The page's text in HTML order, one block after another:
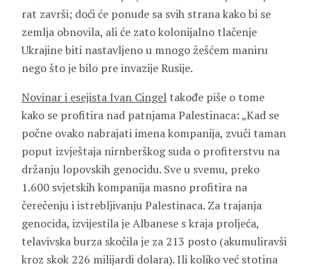
rat završi; doći će ponude sa svih strana kako bi se
zemlja obnovila, ali će zato kolonijalno tlačenje
Ukrajine biti nastavljeno u mnogo žešćem maniru
nego što je bilo pre invazije Rusije.
Novinar i esejista Ivan Cingel takođe piše o tome
kako se profitira nad patnjama Palestinaca: „Kad se
počne ovako nabrajati imena kompanija, zvuči taman
poput izvještaja nirnberškog suda o profiterstvu na
držanju lopovskih genocidu. Sve u svemu, preko
1.600 svjetskih kompanija masno profitira na
čerečenju i istrebljivanju Palestinaca. Za trajanja
genocida, izvijestila je Albanese s kraja proljeća,
telavivska burza skočila je za 213 posto (akumuliravši
kroz skok 226 milijardi dolara). Ili koliko već stotina